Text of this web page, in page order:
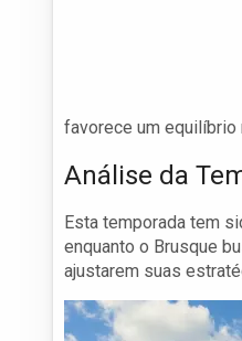
favorece um equilíbrio
Análise da
Esta temporada tem
enquanto o Brusque
ajustarem suas